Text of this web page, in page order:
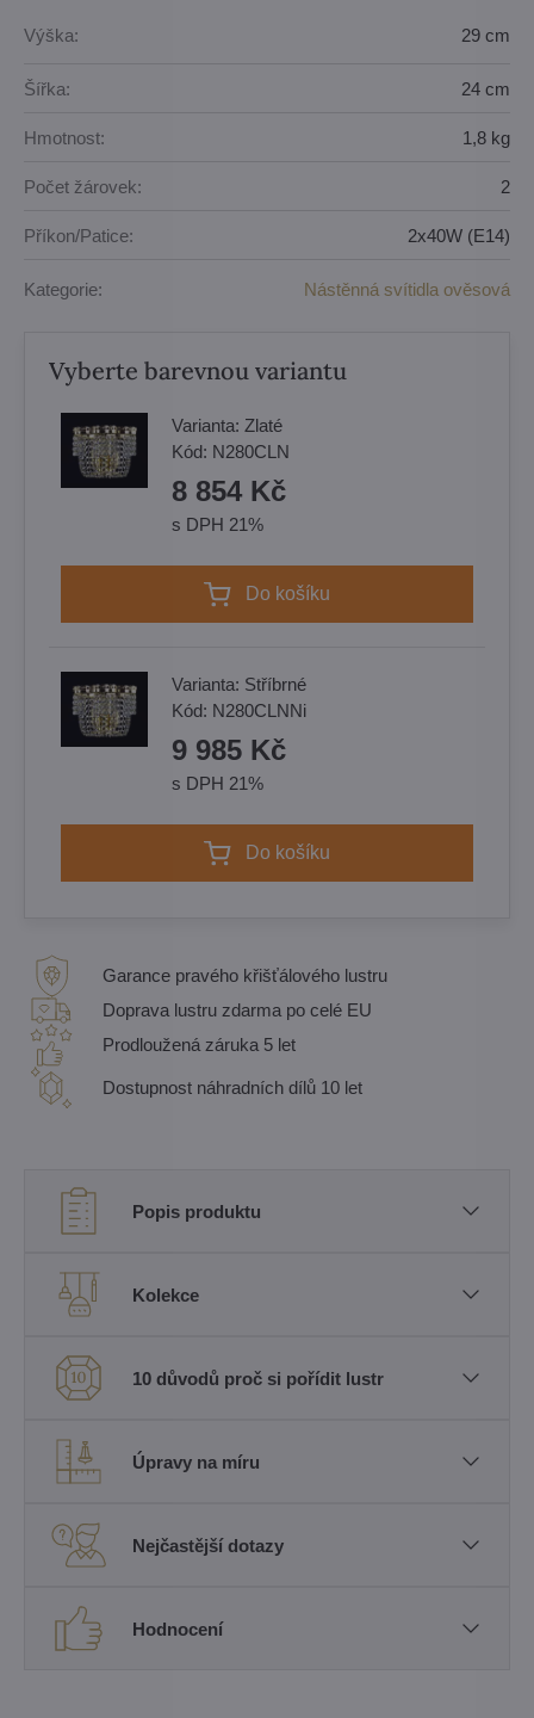
Výška: 29 cm
Šířka: 24 cm
Hmotnost: 1,8 kg
Počet žárovek: 2
Příkon/Patice: 2x40W (E14)
Kategorie: Nástěnná svítidla ověsová
Vyberte barevnou variantu
Varianta: Zlaté
Kód: N280CLN
8 854 Kč
s DPH 21%
Do košíku
Varianta: Stříbrné
Kód: N280CLNNi
9 985 Kč
s DPH 21%
Do košíku
Garance pravého křišťálového lustru
Doprava lustru zdarma po celé EU
Prodloužená záruka 5 let
Dostupnost náhradních dílů 10 let
Popis produktu
Kolekce
10 důvodů proč si pořídit lustr
Úpravy na míru
Nejčastější dotazy
Hodnocení